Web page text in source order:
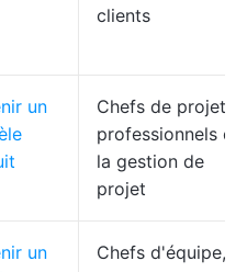
clients
un
Chefs de projet,
professionnels de
la gestion de
projet
un
Chefs d'équipe,